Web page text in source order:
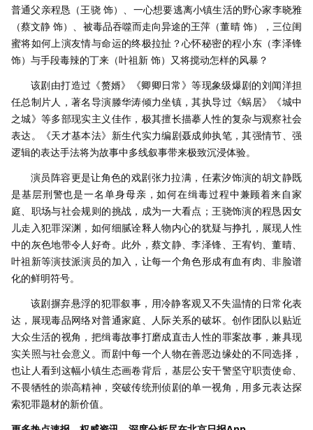
普通父亲程恳（王骁 饰）、一心想要逃离小镇生活的野心家李晓雅
（蔡文静 饰）、被毒品吞噬而走向异途的王萍（董晴 饰），三位闺
蜜将如何上演友情与命运的终极拉扯？心怀秘密的程小东（李泽锋
饰）与手段毒辣的丁来（叶祖新 饰）又将搅动怎样的风暴？
该剧由打造过《赘婿》《卿卿日常》等现象级爆剧的刘闻洋担
任总制片人，著名导演滕华涛倾力坐镇，其执导过《蜗居》《城中
之城》等多部现实主义佳作，极其擅长描摹人性的复杂与观察社会
表达。《天才基本法》新生代实力编剧聂成帅执笔，其强情节、强
逻辑的表达手法将为故事中多线叙事带来极致沉浸体验。
演员阵容更是让角色的戏剧张力拉满，任素汐饰演的胡文静既
是基层刑警也是一名单身母亲，如何在缉毒过程中兼顾着来自家
庭、职场与社会规则的挑战，成为一大看点；王骁饰演的程恳因女
儿走入犯罪深渊，如何细腻诠释人物内心的犹疑与挣扎，展现人性
中的灰色地带令人好奇。此外，蔡文静、李泽锋、王宥钧、董晴、
叶祖新等演技派演员的加入，让每一个角色形成有血有肉、非脸谱
化的鲜明符号。
该剧摒弃悬浮的犯罪叙事，用冷静客观又不失温情的日常化表
达，展现毒品网络对普通家庭、人际关系的破坏。创作团队以贴近
大众生活的视角，把缉毒故事打磨成直击人性的罪案故事，兼具现
实关照与社会意义。而剧中每一个人物在善恶边缘处的不同选择，
也让人看到这幅小镇生态画卷背后，基层公安干警坚守职责使命、
不畏牺牲的崇高精神，突破传统刑侦剧的单一视角，用多元表达探
索犯罪题材的新价值。